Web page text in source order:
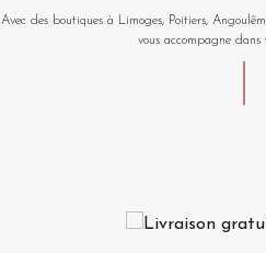
Avec des boutiques à Limoges, Poitiers,
vous accompagne dans